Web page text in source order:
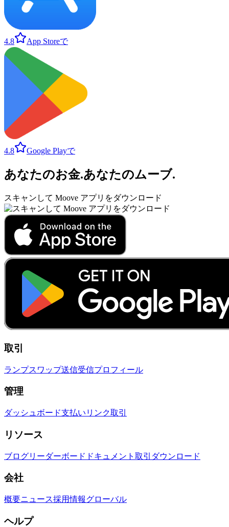
4.8 App Storeで
4.8 Google Playで
あなたのお金.あなたのムーブ.
スキャンして Moove アプリをダウンロード
取引
ランプスワップ送信受信プロフィール
管理
ダッシュボード支払いリンク取引
リソース
ブログリーダーボード ドキュメント 取引 ダウンロード
会社
概要ニュース採用情報グローバル
ヘルプ